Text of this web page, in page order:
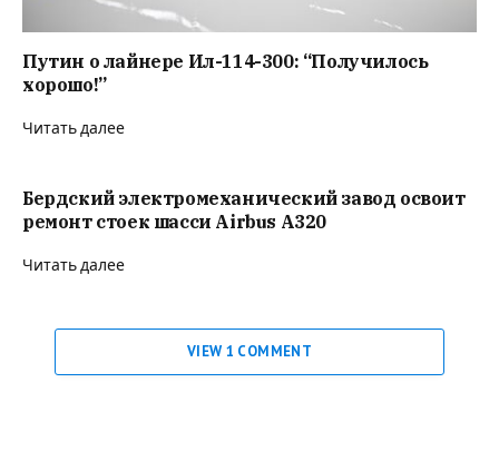
Путин о лайнере Ил-114-300: “Получилось
хорошо!”
Читать далее
Бердский электромеханический завод освоит
ремонт стоек шасси Airbus A320
Читать далее
VIEW 1 COMMENT